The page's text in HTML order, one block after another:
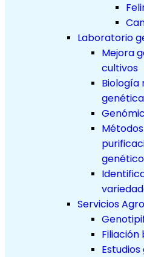
Laboratorio
Mejora
cultivos
Biología
genético
Servicios
Filiación